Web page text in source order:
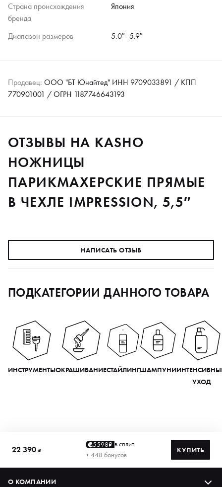
Страна происхождения
бренда
Япония
Диапазон размеров 5.0″- 5.9″
Продавец: ООО "БТ Юнайтед" ИНН 9709033891 / КПП
770901001 / ОГРН 1187746643193
ОТЗЫВЫ НА KASHO
НОЖНИЦЫ
ПАРИКМАХЕРСКИЕ ПРЯМЫЕ
В ЧЕХЛЕ IMPRESSION, 5,5″
НАПИСАТЬ ОТЗЫВ
ПОДКАТЕГОРИИ ДАННОГО ТОВАРА
ИНСТРУМЕНТЫОКРАШИВАНИЕСТАЙЛИНГШАМПУНИ
УХОД
22 390 ₽
5598₽ в сплит
+ 448 бонусов
КУПИТЬ
О КОМПАНИИ